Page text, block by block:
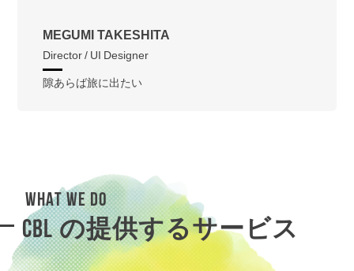
MEGUMI TAKESHITA
Director / UI Designer
隙あらば旅に出たい
WHAT WE DO
CBL の提供するサービス